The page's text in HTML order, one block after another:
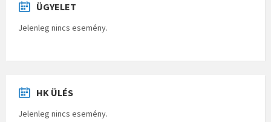
ÜGYELET
Jelenleg nincs esemény.
HK ÜLÉS
Jelenleg nincs esemény.